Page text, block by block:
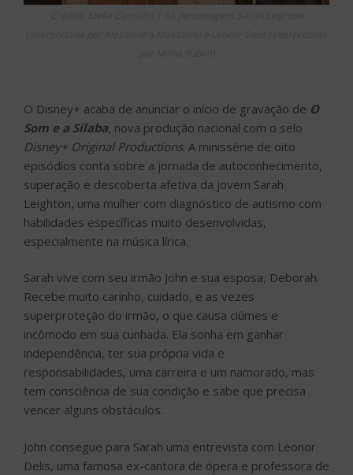
O Disney+ acaba de anunciar o início de gravação de O
Som e a Sílaba, nova produção nacional com o selo
Disney+ Original Productions. A minissérie de oito
episódios conta sobre a jornada de autoconhecimento,
superação e descoberta afetiva da jovem Sarah
Leighton, uma mulher com diagnóstico de autismo com
habilidades específicas muito desenvolvidas,
especialmente na música lírica.
Sarah vive com seu irmão John e sua esposa, Deborah.
Recebe muito carinho, cuidado, e as vezes
superproteção do irmão, o que causa ciúmes e
incômodo em sua cunhada. Ela sonha em ganhar
independência, ter sua própria vida e
responsabilidades, uma carreira e um namorado, mas
tem consciência de sua condição e sabe que precisa
vencer alguns obstáculos.
John consegue para Sarah uma entrevista com Leonor
Delis, uma famosa ex-cantora de ópera e professora de